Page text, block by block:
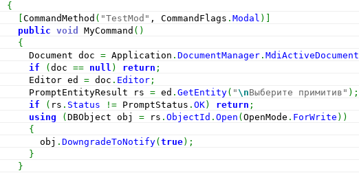
{
[CommandMethod ( "TestMod" , CommandFlags .Modal )
public
void MyCommand ( )
{
Document doc = Application .DocumentManager .MdiActiveDocument
if
(doc == null ) return ;
Editor ed = doc . Editor ;
PromptEntityResult rs = ed .GetEntity( "\nВыберите примитив" ) ;
if
( rs . Status != PromptStatus .OK) return ;
using
(DBObject obj = rs .ObjectId .Open (OpenMode . ForWrite ) )
{
obj .DowngradeToNotify(true) ;
}
}